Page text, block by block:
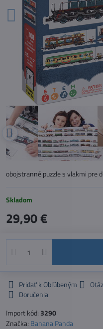
obojstranné puzzle s vlakmi pre
Skladom
29,90 €
Pridať k Obľúbeným
Doručenia
Import kód: 3290
Značka: Banana Panda